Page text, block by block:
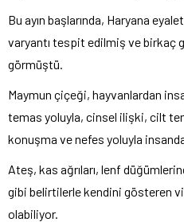
Bu ayın başlarında, Haryana
varyantı tespit edilmiş ve birkaç
görmüştü.
Maymun çiçeği, hayvanlardan
temas yoluyla, cinsel ilişki, cilt
konuşma ve nefes yoluyla
Ateş, kas ağrıları, lenf
gibi belirtilerle kendini gösteren
olabiliyor.